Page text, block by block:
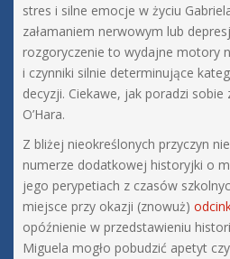
stres i silne emocje w życiu
załamaniem nerwowym lub
rozgoryczenie to wydajne motory
i czynniki silnie determinujące
decyzji. Ciekawe, jak poradzi sobie
O’Hara.
Z bliżej nieokreślonych przyczyn
numerze dodatkowej historyjki o
jego perypetiach z czasów
miejsce przy okazji (znowuż)
opóźnienie w przedstawieniu
Miguela mogło pobudzić apetyt